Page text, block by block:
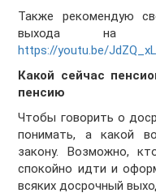
Также рекомендую
выхода на
https://youtu.be/
Какой сейчас
пенсию
Чтобы говорить о
понимать, а какой
закону. Возможно,
спокойно идти и
всяких досрочный